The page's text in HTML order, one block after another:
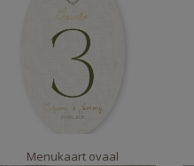
Menukaart ovaal